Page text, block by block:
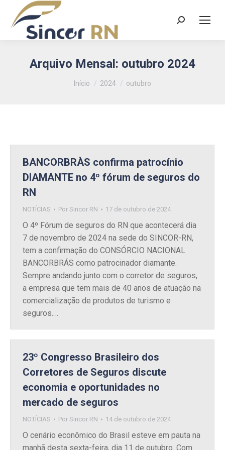
Search:
Arquivo Mensal: outubro 2024
Você está aqui:
Início 2024 outubro
BANCORBRÀS confirma patrocínio
DIAMANTE no 4º fórum de seguros do
RN
NOTÍCIAS Por Sincor RN 17 de outubro de 2024
O 4º Fórum de seguros do RN que acontecerá dia
7 de novembro de 2024 na sede do SINCOR-RN,
tem a confirmação do CONSÓRCIO NACIONAL
BANCORBRÁS como patrocinador diamante.
Sempre andando junto com o corretor de seguros,
a empresa que tem mais de 40 anos de atuação na
comercialização de produtos de turismo e
seguros.…
23º Congresso Brasileiro dos
Corretores de Seguros discute
economia e oportunidades no
mercado de seguros
NOTÍCIAS Por Sincor RN 14 de outubro de 2024
O cenário econômico do Brasil esteve em pauta na
manhã desta sexta-feira, dia 11 de outubro. Com